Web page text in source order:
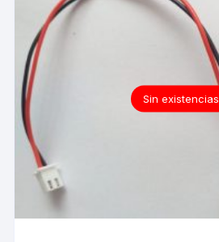
Sin existencias